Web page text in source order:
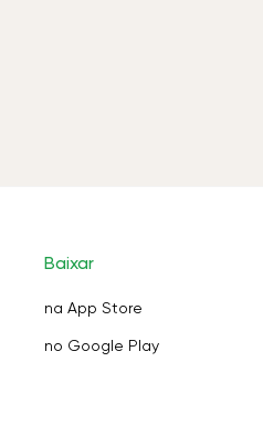
Baixar
na App Store
no Google Play